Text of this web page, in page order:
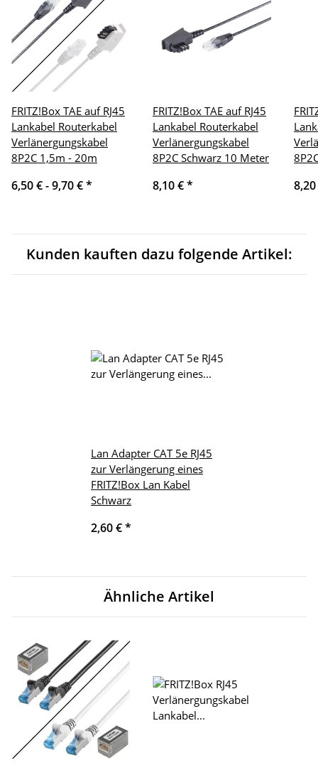
FRITZ!Box TAE auf RJ45
Lankabel Routerkabel
Verlänergungskabel
8P2C 1,5m - 20m
6,50 € -9,70 €*
FRITZ!Box TAE auf RJ45
Lankabel Routerkabel
Verlänergungskabel
8P2C Schwarz 10 Meter
8,10 €*
Kunden kauften dazu folgende Artikel:
Lan Adapter CAT 5e RJ45
zur Verlängerung eines
FRITZ!Box Lan Kabel
Schwarz
2,60 €*
Ähnliche Artikel